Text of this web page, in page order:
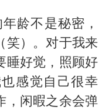
龄不是秘密，
笑）。对于我来
睡好觉，照顾好
感觉自己很幸
，闲暇之余会弹